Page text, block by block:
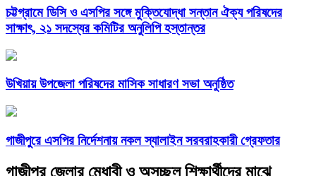
চট্টগ্রামে ডিসি ও এসপির সঙ্গে মুক্তিযোদ্ধা সন্তান ঐক্য পরিষদের
সাক্ষাৎ, ২১ সদস্যের কমিটির অনুলিপি হস্তান্তর
উখিয়ায় উপজেলা পরিষদের মাসিক সাধারণ সভা অনুষ্ঠিত
গাজীপুরে এসপির নির্দেশনায় নকল স্যালাইন সরবরাহকারী গ্রেফতার
গাজীপুর জেলার মেধাবী ও অসচ্ছল শিক্ষার্থীদের মাঝে